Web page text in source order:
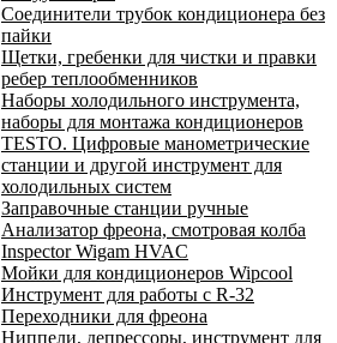
Соединители трубок кондиционера без
пайки
Щетки, гребенки для чистки и правки
ребер теплообменников
Наборы холодильного инструмента,
наборы для монтажа кондиционеров
TESTO. Цифровые манометрические
станции и другой инструмент для
холодильных систем
Заправочные станции ручные
Анализатор фреона, смотровая колба
Inspector Wigam HVAC
Мойки для кондиционеров Wipcool
Инструмент для работы с R-32
Переходники для фреона
Ниппели, депрессоры, инструмент для